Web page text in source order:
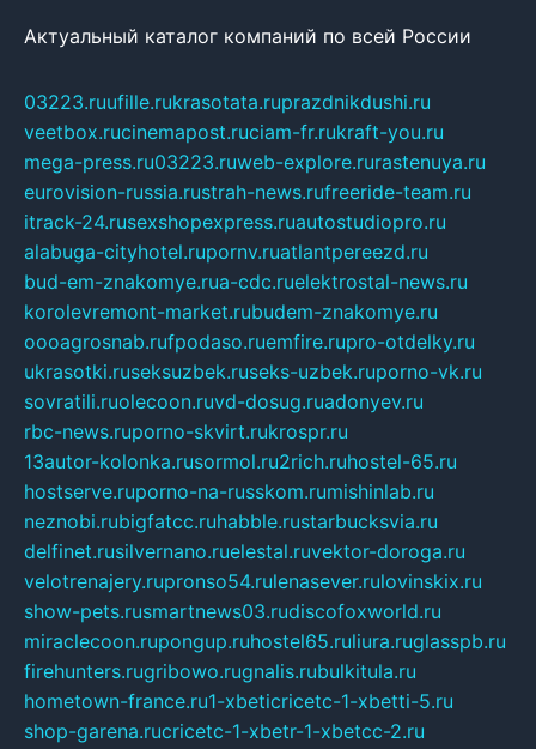
Актуальный каталог компаний по всей России
03223.ruufille.rukrasotata.ruprazdnikdushi.ru
veetbox.rucinemapost.ruciam-fr.rukraft-you.ru
mega-press.ru03223.ruweb-explore.rurastenuya.ru
eurovision-russia.rustrah-news.rufreeride-team.ru
itrack-24.rusexshopexpress.ruautostudiopro.ru
alabuga-cityhotel.rupornv.ruatlantpereezd.ru
bud-em-znakomye.rua-cdc.ruelektrostal-news.ru
korolevremont-market.rubudem-znakomye.ru
oooagrosnab.rufpodaso.ruemfire.rupro-otdelky.ru
ukrasotki.ruseksuzbek.ruseks-uzbek.ruporno-vk.ru
sovratili.ruolecoon.ruvd-dosug.ruadonyev.ru
rbc-news.ruporno-skvirt.rukrospr.ru
13autor-kolonka.rusormol.ru2rich.ruhostel-65.ru
hostserve.ruporno-na-russkom.rumishinlab.ru
neznobi.rubigfatcc.ruhabble.rustarbucksvia.ru
delfinet.rusilvernano.ruelestal.ruvektor-doroga.ru
velotrenajery.rupronso54.rulenasever.rulovinskix.ru
show-pets.rusmartnews03.rudiscofoxworld.ru
miraclecoon.rupongup.ruhostel65.ruliura.ruglasspb.ru
firehunters.rugribowo.rugnalis.rubulkitula.ru
hometown-france.ru1-xbeticricetc-1-xbetti-5.ru
shop-garena.rucricetc-1-xbetr-1-xbetcc-2.ru